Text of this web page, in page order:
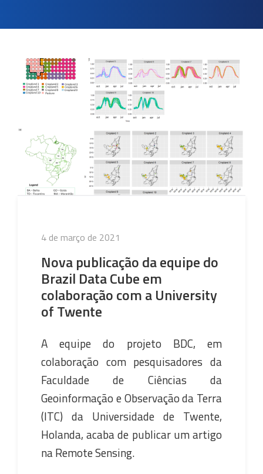
Publicado
4 de março de 2021
Nova publicação da equipe do
Brazil Data Cube em
colaboração com a University
of Twente
A equipe do projeto BDC, em
colaboração com pesquisadores da
Faculdade de Ciências da
Geoinformação e Observação da Terra
(ITC) da Universidade de Twente,
Holanda, acaba de publicar um artigo
na Remote Sensing.